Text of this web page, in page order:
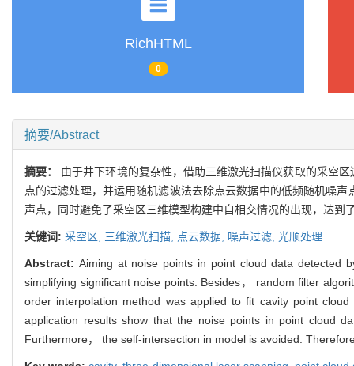
RichHTML
0
摘要/Abstract
摘要： 由于井下环境的复杂性，借助三维激光扫描仪获取的采空
点的过滤处理，并运用随机滤波法去除点云数据中的低频随机噪
声点，同时避免了采空区三维模型构建中自相交情况的出现，达到
关键词: 采空区, 三维激光扫描, 点云数据, 噪声过滤, 光顺处理
Abstract: Aiming at noise points in point cloud data detected
simplifying significant noise points. Besides， random filter
order interpolation method was applied to fit cavity point
application results show that the noise points in point cloud
Furthermore， the self-intersection in model is avoided.